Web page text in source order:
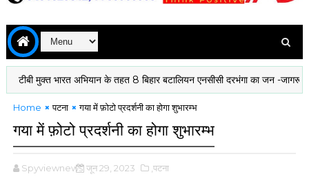
मुक्त भारत अभियान के तहत 8 बिहार बटालियन एनसीसी दरभंगा का जन -जागरूकता
Home पटना गया में फ़ोटो प्रदर्शनी का होगा शुभारम्भ
गया में फ़ोटो प्रदर्शनी का होगा शुभारम्भ
Spyviewnews जून 29, 2023 ,पटना